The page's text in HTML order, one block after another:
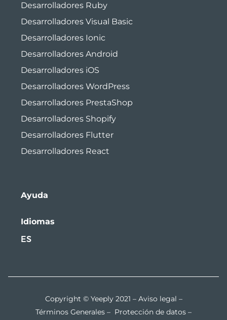
Desarrolladores Ruby
Desarrolladores Visual Basic
Desarrolladores Ionic
Desarrolladores Android
Desarrolladores iOS
Desarrolladores WordPress
Desarrolladores PrestaShop
Desarrolladores Shopify
Desarrolladores Flutter
Desarrolladores React
Ayuda
Idiomas
ES
Copyright © Yeeply 2021 – Aviso legal –
Términos Generales – Protección de datos –